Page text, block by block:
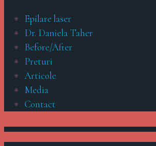
Epilare laser
Dr. Daniela Taher
Before/After
Preturi
Articole
Media
Contact